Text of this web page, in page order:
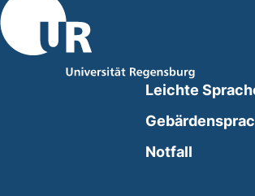
link, opens in a new window)
Leichte
Notfall